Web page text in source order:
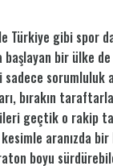
Türkiye gibi spor
bir ülke
sorumluluk
bırakın
geçtik o rakip
aranızda
boyu